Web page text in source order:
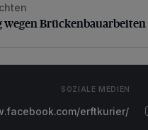
Brückenbauarbeiten
wegen Brückenbauarbeiten
SOZIALE MEDIEN
erftkurier/